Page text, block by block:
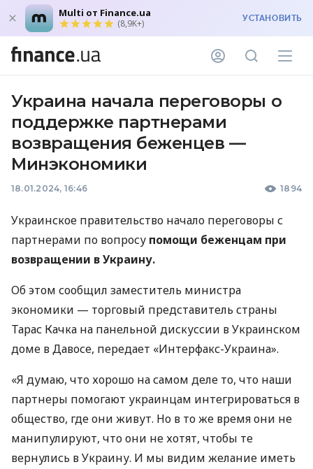
Multi от Finance.ua
(8,9K+) УСТАНОВИТЬ
Украина начала переговоры о
поддержке партнерами
возвращения беженцев —
Минэкономики
18.01.2024, 16:46 1894
Украинское правительство начало переговоры с
партнерами по вопросу помощи беженцам при
возвращении в Украину.
Об этом сообщил заместитель министра
экономики — торговый представитель страны
Тарас Качка на панельной дискуссии в Украинском
доме в Давосе, передает «Интерфакс-Украина».
«Я думаю, что хорошо на самом деле то, что наши
партнеры помогают украинцам интегрироваться в
общество, где они живут. Но в то же время они не
манипулируют, что они не хотят, чтобы те
вернулись в Украину. И мы видим желание иметь